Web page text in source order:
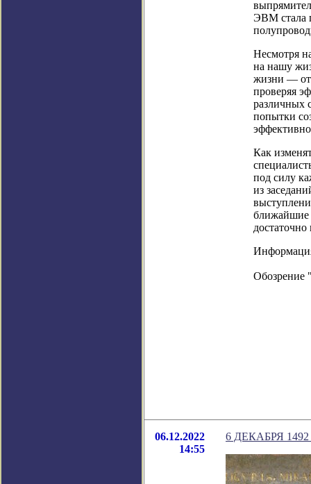
ЭВМ стала
Несмотря
на нашу
жизни — от
проверяя
различных
попытки
Как
под силу
из
ближайшие
Обозрение
06.12.2022
14:55
6 ДЕКАБРЯ